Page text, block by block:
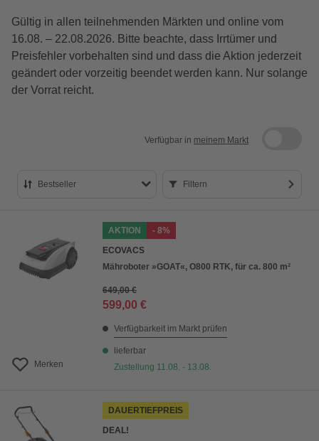
Gültig in allen teilnehmenden Märkten und online vom
16.08. – 22.08.2026. Bitte beachte, dass Irrtümer und
Preisfehler vorbehalten sind und dass die Aktion jederzeit
geändert oder vorzeitig beendet werden kann. Nur solange
der Vorrat reicht.
Verfügbar in meinem Markt
Bestseller
Preis aufsteigend
Preis absteigend
Filtern
Merken
AKTION
- 8%
ECOVACS
Mähroboter »GOAT«, O800 RTK, für ca. 800 m²
649,00 €
599,00 €
Verfügbarkeit im Markt prüfen
lieferbar
Zustellung 11.08. - 13.08.
DAUERTIEFPREIS
DEAL!